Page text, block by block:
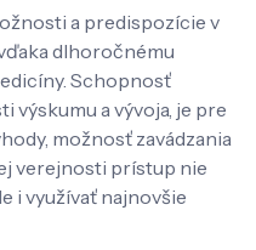
a predispozície v
dlhoročnému
Schopnosť
výskumu a vývoja, je pre
možnosť zavádzania
verejnosti prístup nie
i využívať najnovšie